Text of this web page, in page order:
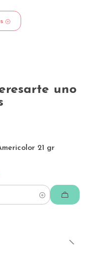
uno
21 gr